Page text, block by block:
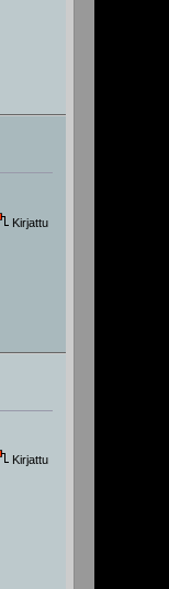
Kirjattu
Kirjattu